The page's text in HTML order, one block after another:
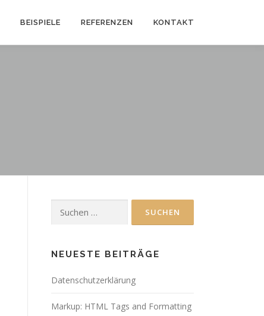
BEISPIELE REFERENZEN KONTAKT
NEUESTE BEITRÄGE
Datenschutzerklärung
Markup: HTML Tags and Formatting